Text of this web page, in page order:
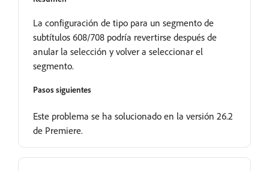
La configuración de tipo para un segmento de
subtítulos 608/708 podría revertirse después de
anular la selección y volver a seleccionar el
segmento.
Pasos siguientes
Este problema se ha solucionado en la versión 26.2
de Premiere.